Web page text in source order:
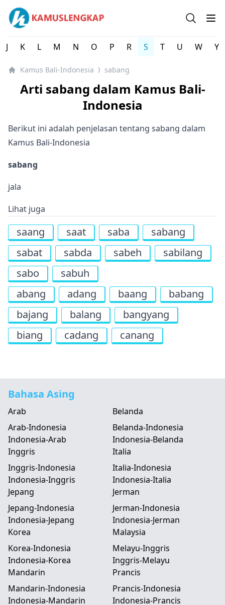
Kamus Lengkap Bali-Indonesia - Kamus Lengkap Online
Open
J K L M N O P R S T U W Y
Kamus Bali-Indonesia ⟩ sabang
Arti sabang dalam Kamus Bali-
Indonesia
Berikut ini adalah penjelasan tentang sabang dalam
Kamus Bali-Indonesia
sabang
jala
Lihat juga
saang saat saba
sabang
sabat
sabda sabeh
sabilang
sabo
sabuh
abang
adang baang
babang
bajang
balang
bangyang
biang
cadang canang
Bahasa Asing
Arab
Arab-Indonesia
Indonesia-Arab
Belanda
Belanda-Indonesia
Indonesia-Belanda
Inggris
Inggris-Indonesia
Indonesia-Inggris
Italia
Italia-Indonesia
Indonesia-Italia
Jepang
Jepang-Indonesia
Indonesia-Jepang
Jerman
Jerman-Indonesia
Indonesia-Jerman
Korea
Korea-Indonesia
Indonesia-Korea
Malaysia
Melayu-Inggris
Inggris-Melayu
Mandarin
Mandarin-Indonesia
Indonesia-Mandarin
Prancis
Prancis-Indonesia
Indonesia-Prancis